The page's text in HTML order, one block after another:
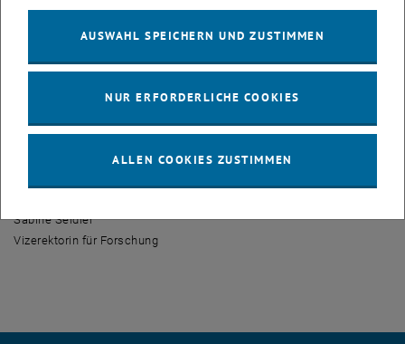
punkten. Eine Ausschreibung verliert unter solchen Umständen
ihren Sinn.
wieder ausschließlich nach wissenschaftlichen Kriterien vergeben
und unverfälschten Wettbewerbs ganz gewiss nur profitieren.
Sabine Seidler
Vizerektorin für Forschung
AUSWAHL SPEICHERN UND ZUSTIMMEN
NUR ERFORDERLICHE COOKIES
ALLEN COOKIES ZUSTIMMEN